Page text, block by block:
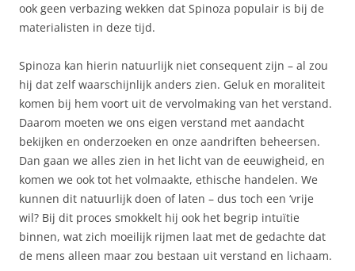
ook geen verbazing wekken dat Spinoza populair is bij de
materialisten in deze tijd.
Spinoza kan hierin natuurlijk niet consequent zijn – al zou
hij dat zelf waarschijnlijk anders zien. Geluk en moraliteit
komen bij hem voort uit de vervolmaking van het verstand.
Daarom moeten we ons eigen verstand met aandacht
bekijken en onderzoeken en onze aandriften beheersen.
Dan gaan we alles zien in het licht van de eeuwigheid, en
komen we ook tot het volmaakte, ethische handelen. We
kunnen dit natuurlijk doen of laten – dus toch een ‘vrije
wil? Bij dit proces smokkelt hij ook het begrip intuïtie
binnen, wat zich moeilijk rijmen laat met de gedachte dat
de mens alleen maar zou bestaan uit verstand en lichaam.